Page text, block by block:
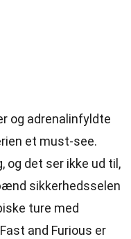
og adrenalinfyldte
et must-see.
og det ser ikke ud til,
sikkerhedsselen
ture med
and Furious er